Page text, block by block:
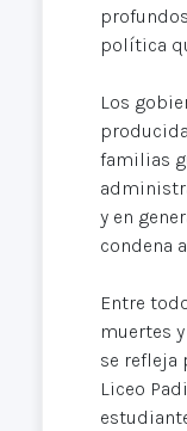
política
Los
familias
y en
condena
Entre
muertes
se refleja
Liceo